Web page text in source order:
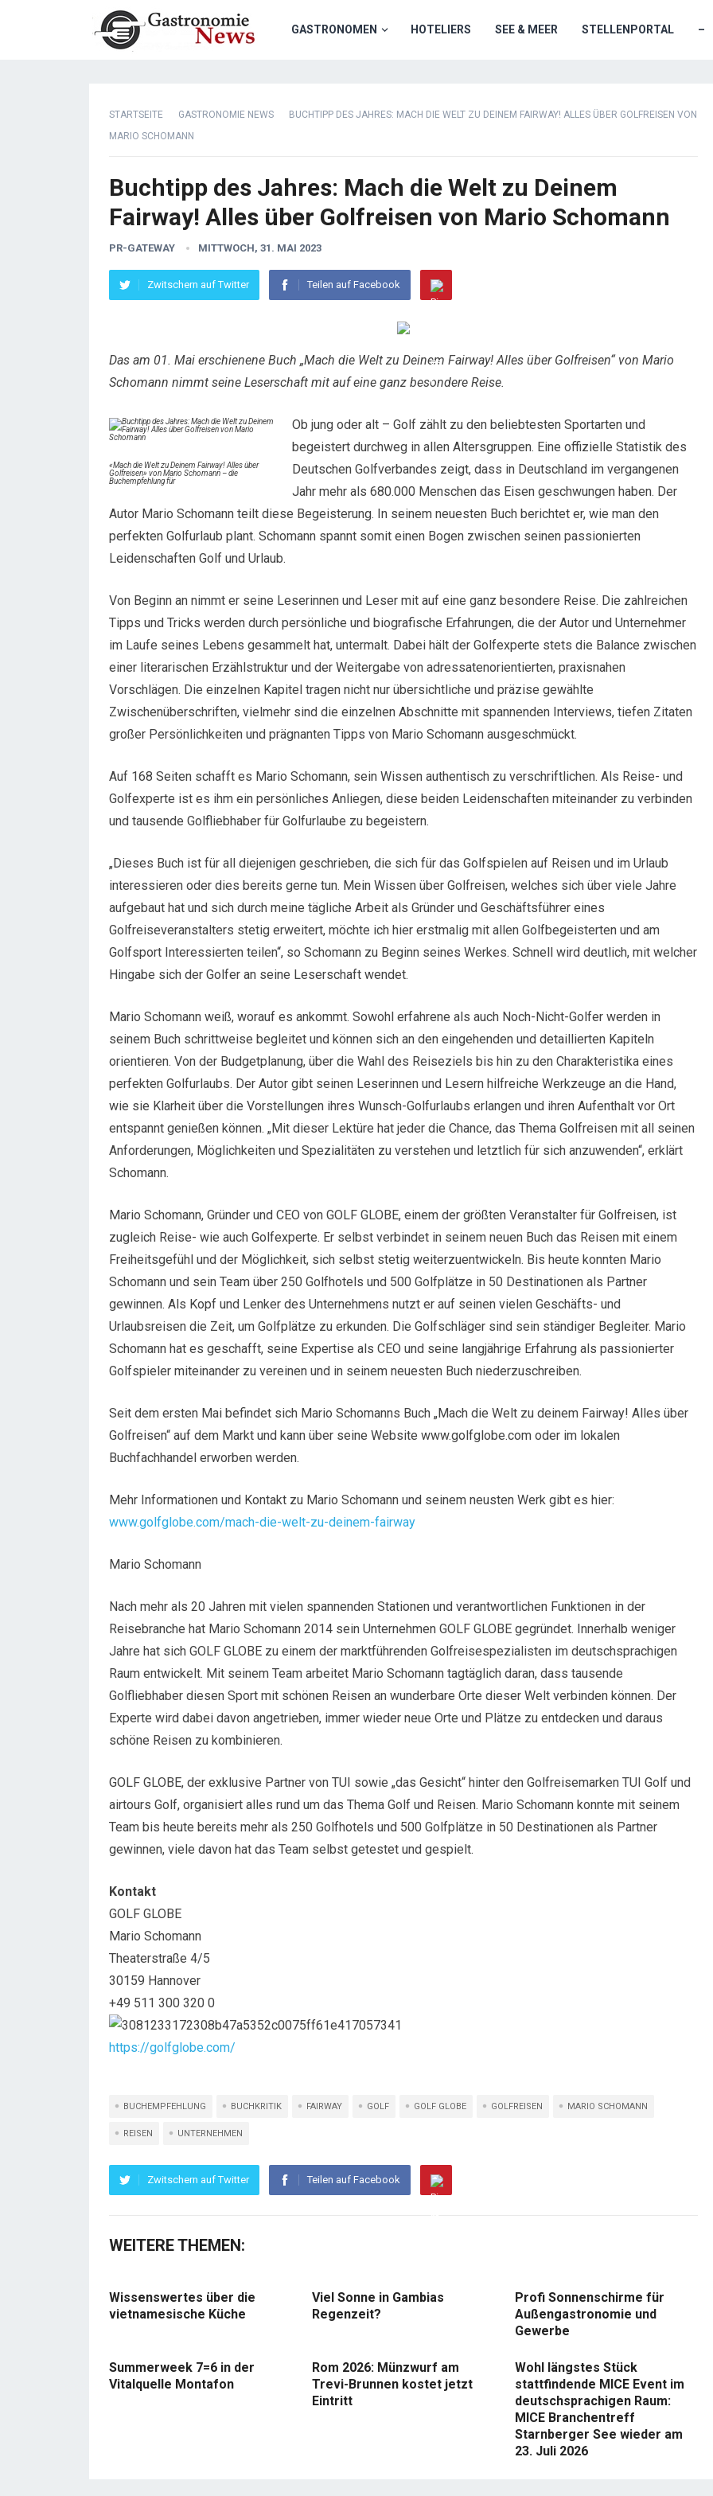
GASTRONOMEN HOTELIERS SEE & MEER STELLENPORTAL –
STARTSEITE GASTRONOMIE NEWS
BUCHTIPP DES JAHRES: MACH DIE WELT ZU DEINEM FAIRWAY! ALLES ÜBER GOLFREISEN VON
MARIO SCHOMANN
Buchtipp des Jahres: Mach die Welt zu Deinem
Fairway! Alles über Golfreisen von Mario Schomann
PR-GATEWAY MITTWOCH, 31. MAI 2023
Zwitschern auf Twitter Teilen auf Facebook
Das am 01. Mai erschienene Buch „Mach die Welt zu Deinem Fairway! Alles über Golfreisen“ von Mario
Schomann nimmt seine Leserschaft mit auf eine ganz besondere Reise.
«Mach die Welt zu Deinem Fairway! Alles über
Golfreisen» von Mario Schomann – die
Buchempfehlung für
Ob jung oder alt – Golf zählt zu den beliebtesten Sportarten und
begeistert durchweg in allen Altersgruppen. Eine offizielle Statistik des
Deutschen Golfverbandes zeigt, dass in Deutschland im vergangenen
Jahr mehr als 680.000 Menschen das Eisen geschwungen haben. Der
Autor Mario Schomann teilt diese Begeisterung. In seinem neuesten Buch berichtet er, wie man den
perfekten Golfurlaub plant. Schomann spannt somit einen Bogen zwischen seinen passionierten
Leidenschaften Golf und Urlaub.
Von Beginn an nimmt er seine Leserinnen und Leser mit auf eine ganz besondere Reise. Die zahlreichen
Tipps und Tricks werden durch persönliche und biografische Erfahrungen, die der Autor und Unternehmer
im Laufe seines Lebens gesammelt hat, untermalt. Dabei hält der Golfexperte stets die Balance zwischen
einer literarischen Erzählstruktur und der Weitergabe von adressatenorientierten, praxisnahen
Vorschlägen. Die einzelnen Kapitel tragen nicht nur übersichtliche und präzise gewählte
Zwischenüberschriften, vielmehr sind die einzelnen Abschnitte mit spannenden Interviews, tiefen Zitaten
großer Persönlichkeiten und prägnanten Tipps von Mario Schomann ausgeschmückt.
Auf 168 Seiten schafft es Mario Schomann, sein Wissen authentisch zu verschriftlichen. Als Reise- und
Golfexperte ist es ihm ein persönliches Anliegen, diese beiden Leidenschaften miteinander zu verbinden
und tausende Golfliebhaber für Golfurlaube zu begeistern.
„Dieses Buch ist für all diejenigen geschrieben, die sich für das Golfspielen auf Reisen und im Urlaub
interessieren oder dies bereits gerne tun. Mein Wissen über Golfreisen, welches sich über viele Jahre
aufgebaut hat und sich durch meine tägliche Arbeit als Gründer und Geschäftsführer eines
Golfreiseveranstalters stetig erweitert, möchte ich hier erstmalig mit allen Golfbegeisterten und am
Golfsport Interessierten teilen“, so Schomann zu Beginn seines Werkes. Schnell wird deutlich, mit welcher
Hingabe sich der Golfer an seine Leserschaft wendet.
Mario Schomann weiß, worauf es ankommt. Sowohl erfahrene als auch Noch-Nicht-Golfer werden in
seinem Buch schrittweise begleitet und können sich an den eingehenden und detaillierten Kapiteln
orientieren. Von der Budgetplanung, über die Wahl des Reiseziels bis hin zu den Charakteristika eines
perfekten Golfurlaubs. Der Autor gibt seinen Leserinnen und Lesern hilfreiche Werkzeuge an die Hand,
wie sie Klarheit über die Vorstellungen ihres Wunsch-Golfurlaubs erlangen und ihren Aufenthalt vor Ort
entspannt genießen können. „Mit dieser Lektüre hat jeder die Chance, das Thema Golfreisen mit all seinen
Anforderungen, Möglichkeiten und Spezialitäten zu verstehen und letztlich für sich anzuwenden“, erklärt
Schomann.
Mario Schomann, Gründer und CEO von GOLF GLOBE, einem der größten Veranstalter für Golfreisen, ist
zugleich Reise- wie auch Golfexperte. Er selbst verbindet in seinem neuen Buch das Reisen mit einem
Freiheitsgefühl und der Möglichkeit, sich selbst stetig weiterzuentwickeln. Bis heute konnten Mario
Schomann und sein Team über 250 Golfhotels und 500 Golfplätze in 50 Destinationen als Partner
gewinnen. Als Kopf und Lenker des Unternehmens nutzt er auf seinen vielen Geschäfts- und
Urlaubsreisen die Zeit, um Golfplätze zu erkunden. Die Golfschläger sind sein ständiger Begleiter. Mario
Schomann hat es geschafft, seine Expertise als CEO und seine langjährige Erfahrung als passionierter
Golfspieler miteinander zu vereinen und in seinem neuesten Buch niederzuschreiben.
Seit dem ersten Mai befindet sich Mario Schomanns Buch „Mach die Welt zu deinem Fairway! Alles über
Golfreisen“ auf dem Markt und kann über seine Website www.golfglobe.com oder im lokalen
Buchfachhandel erworben werden.
Mehr Informationen und Kontakt zu Mario Schomann und seinem neusten Werk gibt es hier:
www.golfglobe.com/mach-die-welt-zu-deinem-fairway
Mario Schomann
Nach mehr als 20 Jahren mit vielen spannenden Stationen und verantwortlichen Funktionen in der
Reisebranche hat Mario Schomann 2014 sein Unternehmen GOLF GLOBE gegründet. Innerhalb weniger
Jahre hat sich GOLF GLOBE zu einem der marktführenden Golfreisespezialisten im deutschsprachigen
Raum entwickelt. Mit seinem Team arbeitet Mario Schomann tagtäglich daran, dass tausende
Golfliebhaber diesen Sport mit schönen Reisen an wunderbare Orte dieser Welt verbinden können. Der
Experte wird dabei davon angetrieben, immer wieder neue Orte und Plätze zu entdecken und daraus
schöne Reisen zu kombinieren.
GOLF GLOBE, der exklusive Partner von TUI sowie „das Gesicht“ hinter den Golfreisemarken TUI Golf und
airtours Golf, organisiert alles rund um das Thema Golf und Reisen. Mario Schomann konnte mit seinem
Team bis heute bereits mehr als 250 Golfhotels und 500 Golfplätze in 50 Destinationen als Partner
gewinnen, viele davon hat das Team selbst getestet und gespielt.
Kontakt
GOLF GLOBE
Mario Schomann
Theaterstraße 4/5
30159 Hannover
+49 511 300 320 0
https://golfglobe.com/
BUCHEMPFEHLUNG BUCHKRITIK FAIRWAY GOLF GOLF GLOBE GOLFREISEN MARIO SCHOMANN
REISEN UNTERNEHMEN
Zwitschern auf Twitter Teilen auf Facebook
WEITERE THEMEN:
Wissenswertes über die
vietnamesische Küche
Viel Sonne in Gambias
Regenzeit?
Profi Sonnenschirme für
Außengastronomie und
Gewerbe
Summerweek 7=6 in der
Vitalquelle Montafon
Rom 2026: Münzwurf am
Trevi-Brunnen kostet jetzt
Eintritt
Wohl längstes Stück
stattfindende MICE Event im
deutschsprachigen Raum:
MICE Branchentreff
Starnberger See wieder am
23. Juli 2026